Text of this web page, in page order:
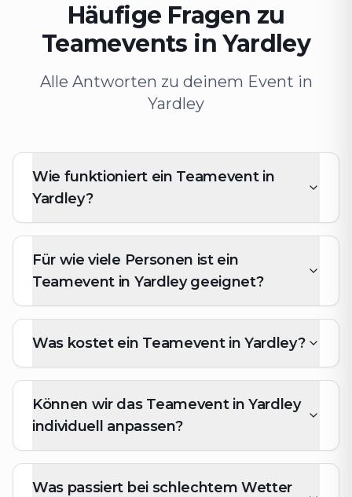
Häufige Fragen zu
Teamevents in Yardley
Alle Antworten zu deinem Event in
Yardley
Wie funktioniert ein Teamevent in
Yardley?
Für wie viele Personen ist ein
Teamevent in Yardley geeignet?
Was kostet ein Teamevent in Yardley?
Können wir das Teamevent in Yardley
individuell anpassen?
Was passiert bei schlechtem Wetter